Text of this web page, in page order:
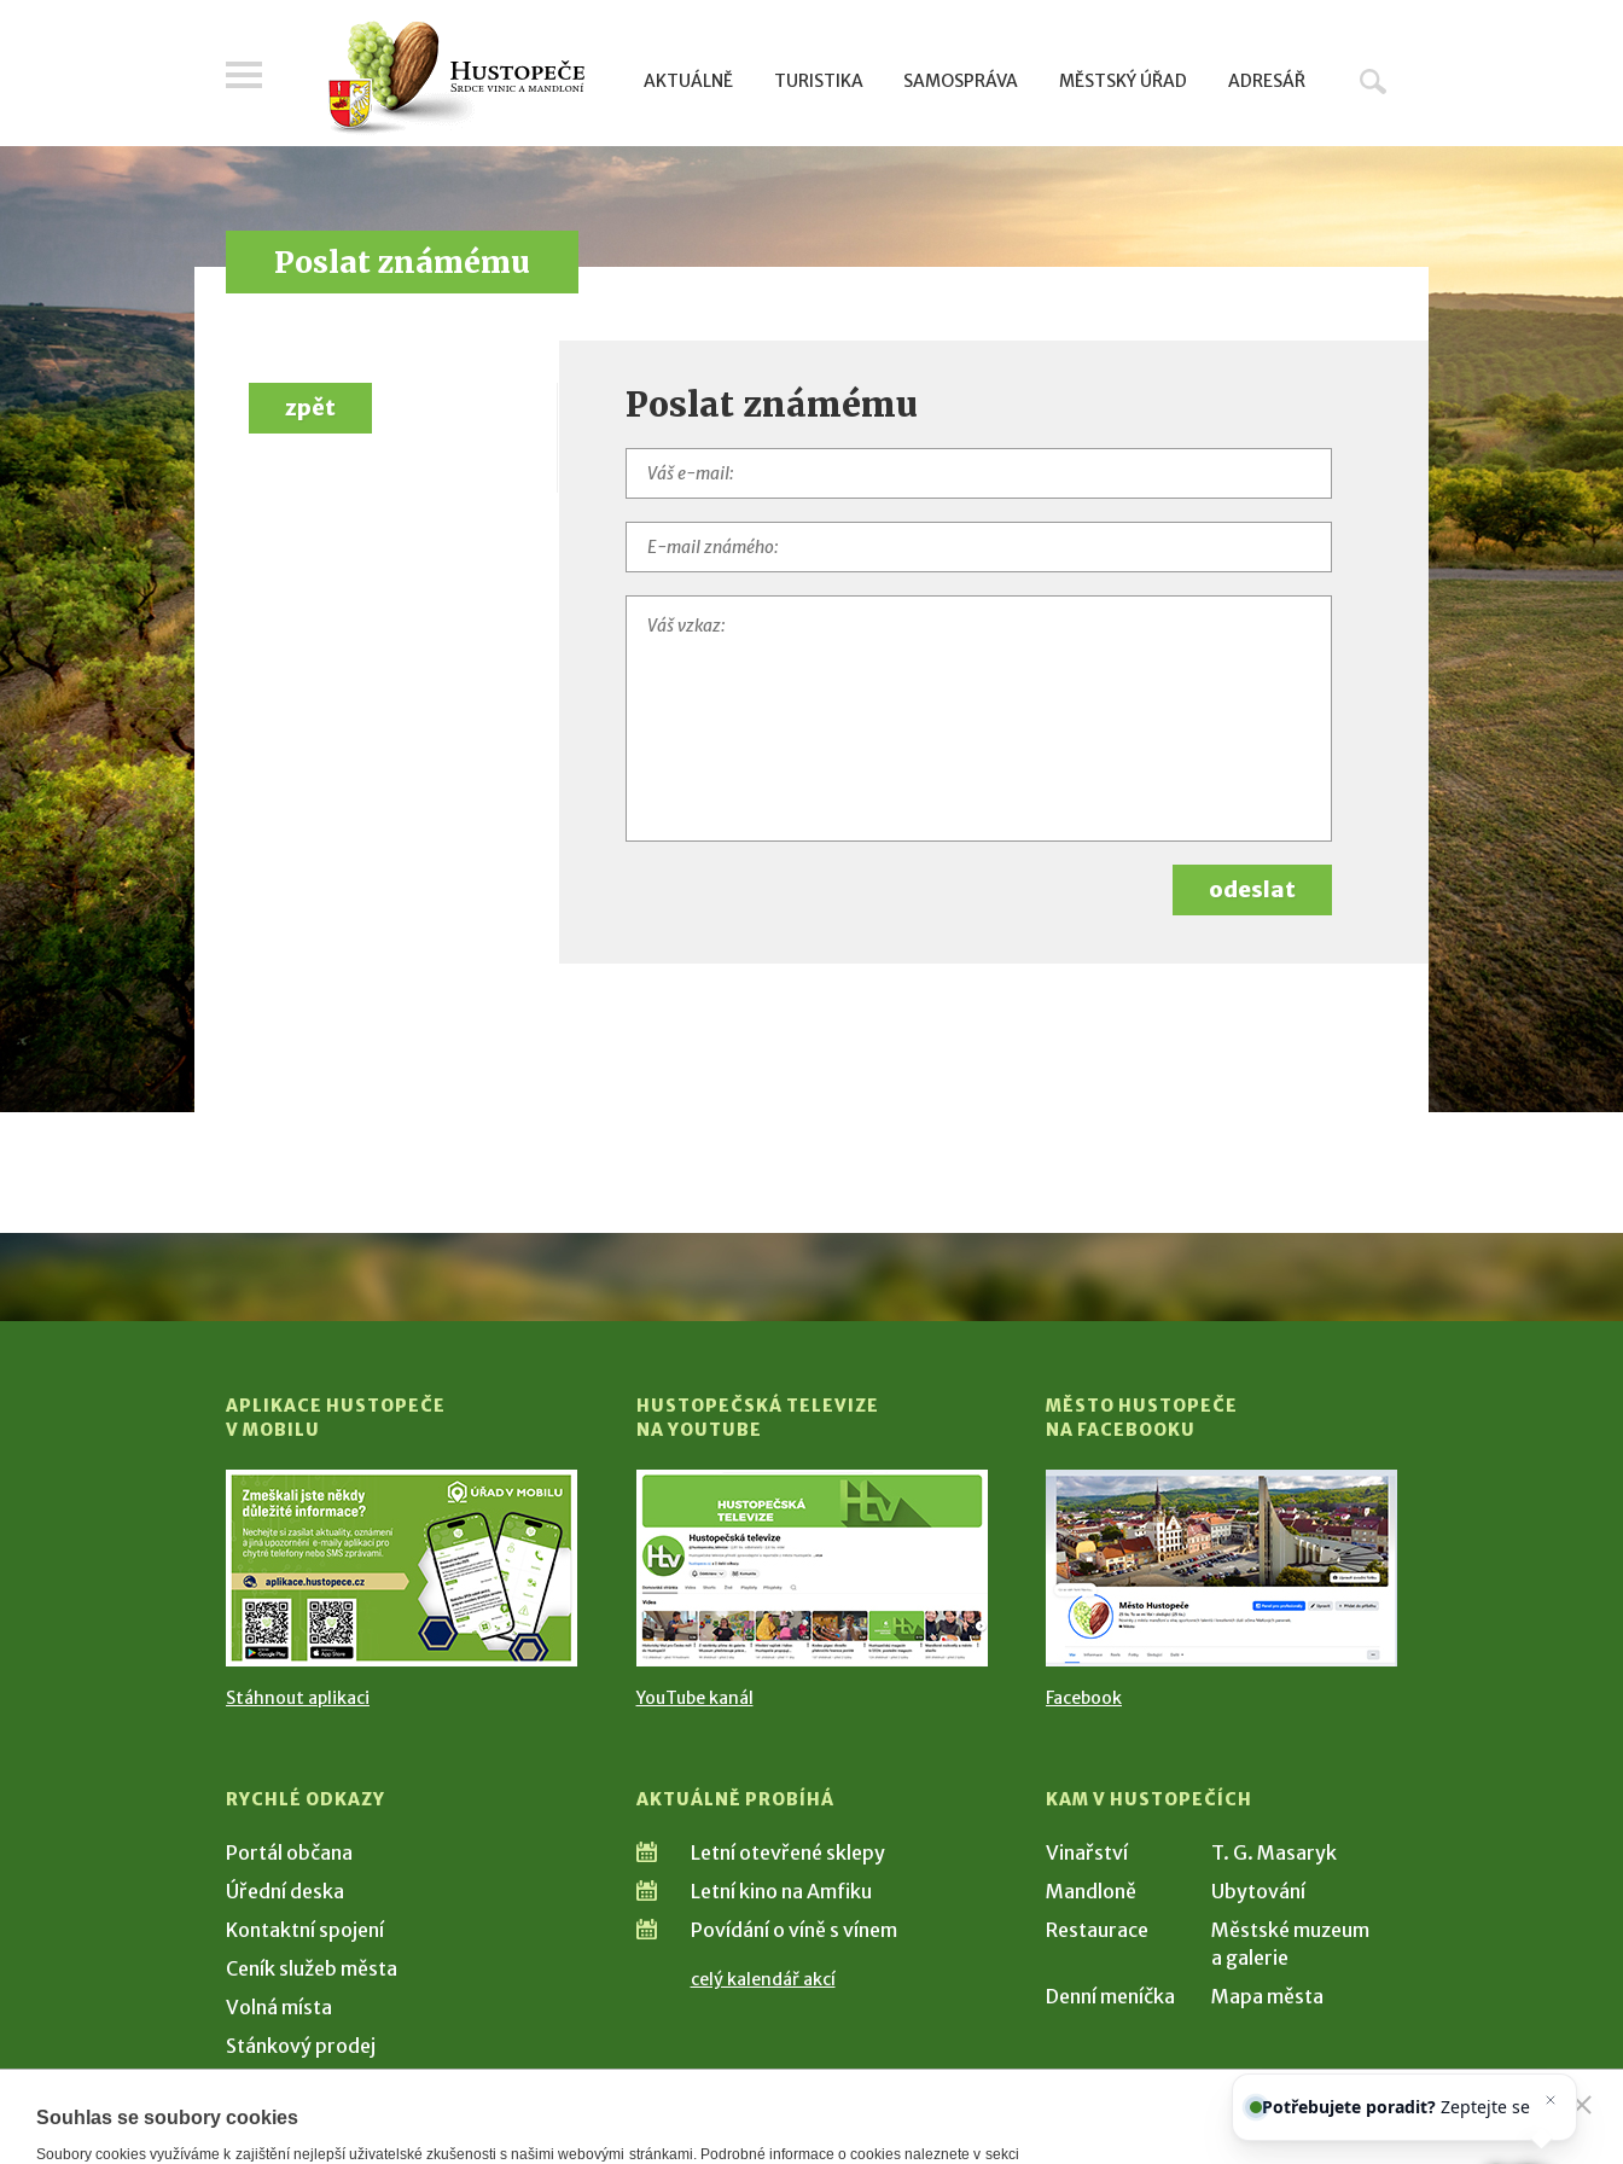
AKTUÁLNĚ TURISTIKA SAMOSPRÁVA MĚSTSKÝ ÚŘAD ADRESÁŘ
Poslat známému
Poslat známému
odeslat
zpět
APLIKACE HUSTOPEČE
V MOBILU
Stáhnout aplikaci
HUSTOPEČSKÁ TELEVIZE
NA YOUTUBE
YouTube kanál
MĚSTO HUSTOPEČE
NA FACEBOOKU
Facebook
RYCHLÉ ODKAZY
Portál občana
Úřední deska
Kontaktní spojení
Ceník služeb města
Volná místa
Stánkový prodej
AKTUÁLNĚ PROBÍHÁ
Letní otevřené sklepy
Letní kino na Amfiku
Povídání o víně s vínem
celý kalendář akcí
KAM V HUSTOPEČÍCH
Vinařství
T. G. Masaryk
Mandloně
Ubytování
Restaurace
Městské muzeum
a galerie
Denní meníčka
Mapa města
Souhlas se soubory cookies
Soubory cookies využíváme k zajištění nejlepší uživatelské zkušenosti s našimi webovými stránkami. Podrobné informace o cookies naleznete v sekci
našeho asistentaChe